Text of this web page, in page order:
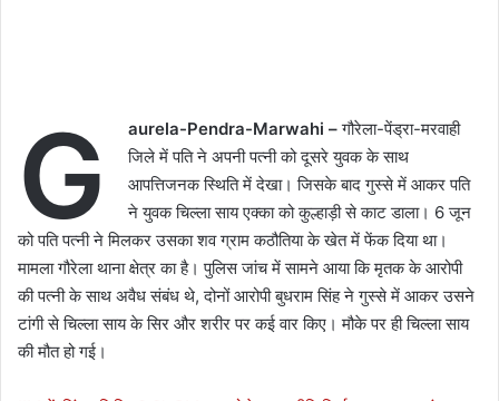
G aurela-Pendra-Marwahi –गौरेला-पेंड्रा-मरवाही
जिले में पति ने अपनी पत्नी को दूसरे युवक के साथ
आपत्तिजनक स्थिति में देखा। जिसके बाद गुस्से में आकर पति
ने युवक चिल्ला साय एक्का को कुल्हाड़ी से काट डाला। 6 जून
को पति पत्नी ने मिलकर उसका शव ग्राम कठौतिया के खेत में फेंक दिया था।
मामला गौरेला थाना क्षेत्र का है। पुलिस जांच में सामने आया कि मृतक के आरोपी
की पत्नी के साथ अवैध संबंध थे, दोनों आरोपी बुधराम सिंह ने गुस्से में आकर उसने
टांगी से चिल्ला साय के सिर और शरीर पर कई वार किए। मौके पर ही चिल्ला साय
की मौत हो गई।